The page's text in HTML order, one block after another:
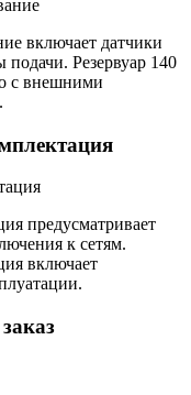
включает датчики
Резервуар 140
с внешними
предусматривает
к сетям.
включает